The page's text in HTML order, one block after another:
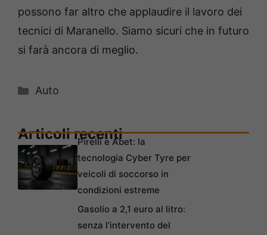
possono far altro che applaudire il lavoro dei
tecnici di Maranello. Siamo sicuri che in futuro
si farà ancora di meglio.
Categorie
Auto
Articoli recenti
Pirelli e Abet: la
tecnologia Cyber Tyre per
veicoli di soccorso in
condizioni estreme
Gasolio a 2,1 euro al litro:
senza l’intervento del